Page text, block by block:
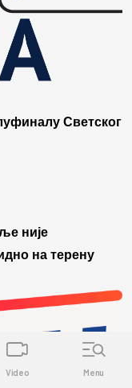
Светског
није
на терену
Video Menu